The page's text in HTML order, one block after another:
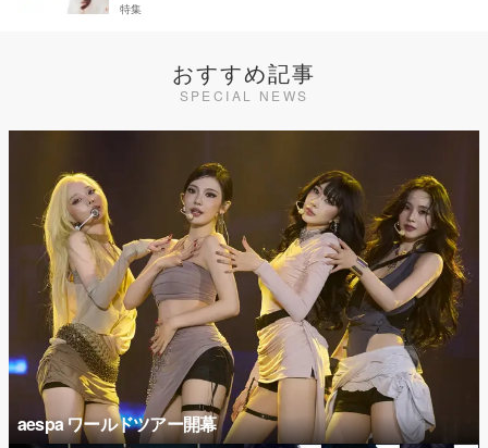
特集
おすすめ記事
SPECIAL NEWS
aespa ワールドツアー開幕